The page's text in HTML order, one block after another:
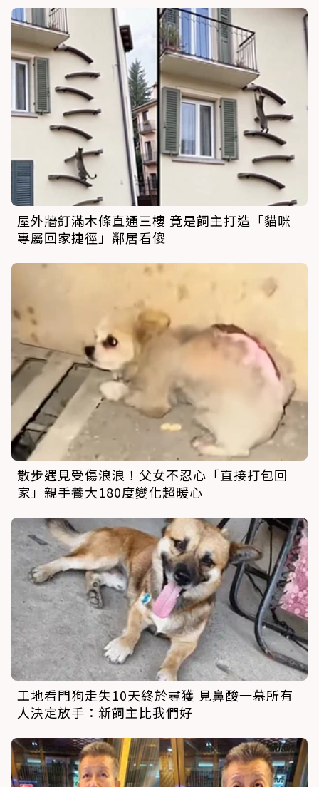
屋外牆釘滿木條直通三樓 竟是飼主打造「貓咪
專屬回家捷徑」鄰居看傻
散步遇見受傷浪浪！父女不忍心「直接打包回
家」親手養大180度變化超暖心
工地看門狗走失10天終於尋獲 見鼻酸一幕所有
人決定放手：新飼主比我們好